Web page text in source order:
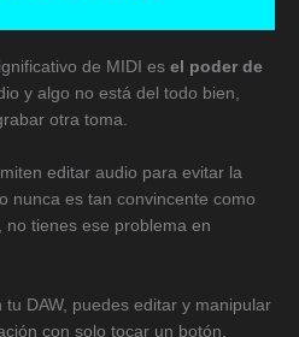
de MIDI es el poder de
y algo no está del todo bien,
otra toma.
editar audio para evitar la
nunca es tan convincente como
no tienes ese problema en
DAW, puedes editar y manipular
con solo tocar un botón.